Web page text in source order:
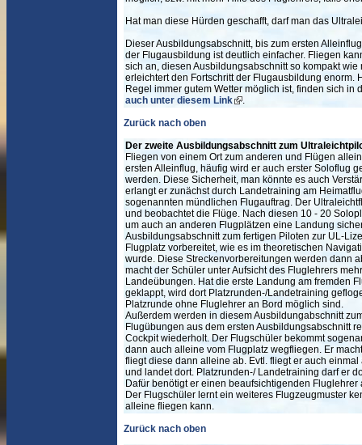
Hat man diese Hürden geschafft, darf man das
Dieser Ausbildungsabschnitt, bis zum ersten
der Flugausbildung ist deutlich einfacher. Fliegen
sich an, diesen Ausbildungsabschnitt so kompakt
erleichtert den Fortschritt der Flugausbildung enorm.
Regel immer gutem Wetter möglich ist, finden sich in
auch unter diesem Link
.
Zurück nach oben
Der zweite Ausbildungsabschnitt zum
Fliegen von einem Ort zum anderen und Flügen
ersten Alleinflug, häufig wird er auch erster Soloflug
werden. Diese Sicherheit, man könnte es auch
erlangt er zunächst durch Landetraining am
sogenannten mündlichen Flugauftrag. Der
und beobachtet die Flüge. Nach diesen 10 - 20
um auch an anderen Flugplätzen eine Landung
Ausbildungsabschnitt zum fertigen Piloten zur UL-
Flugplatz vorbereitet, wie es im theoretischen
wurde. Diese Streckenvorbereitungen werden dann
macht der Schüler unter Aufsicht des Fluglehrers
Landeübungen. Hat die erste Landung am fremden
geklappt, wird dort Platzrunden-/Landetraining
Platzrunde ohne Fluglehrer an Bord möglich sind.
Außerdem werden in diesem Ausbildungabschnitt
Flugübungen aus dem ersten Ausbildungsabschnitt
Cockpit wiederholt. Der Flugschüler bekommt
dann auch alleine vom Flugplatz wegfliegen. Er
fliegt diese dann alleine ab. Evtl. fliegt er auch
und landet dort. Platzrunden-/ Landetraining darf er
Dafür benötigt er einen beaufsichtigenden Fluglehrer
Der Flugschüler lernt ein weiteres Flugzeugmuster
alleine fliegen kann.
Zurück nach oben